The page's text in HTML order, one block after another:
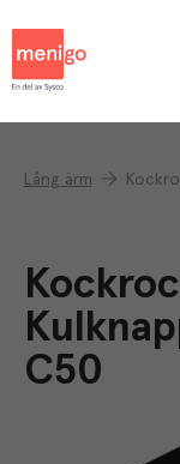
Lång ärm
C50